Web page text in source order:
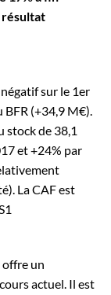
résultat
sur le 1er
(+34,9 M€).
stock de 38,1
et +24% par
La CAF est
offre un
actuel. Il est